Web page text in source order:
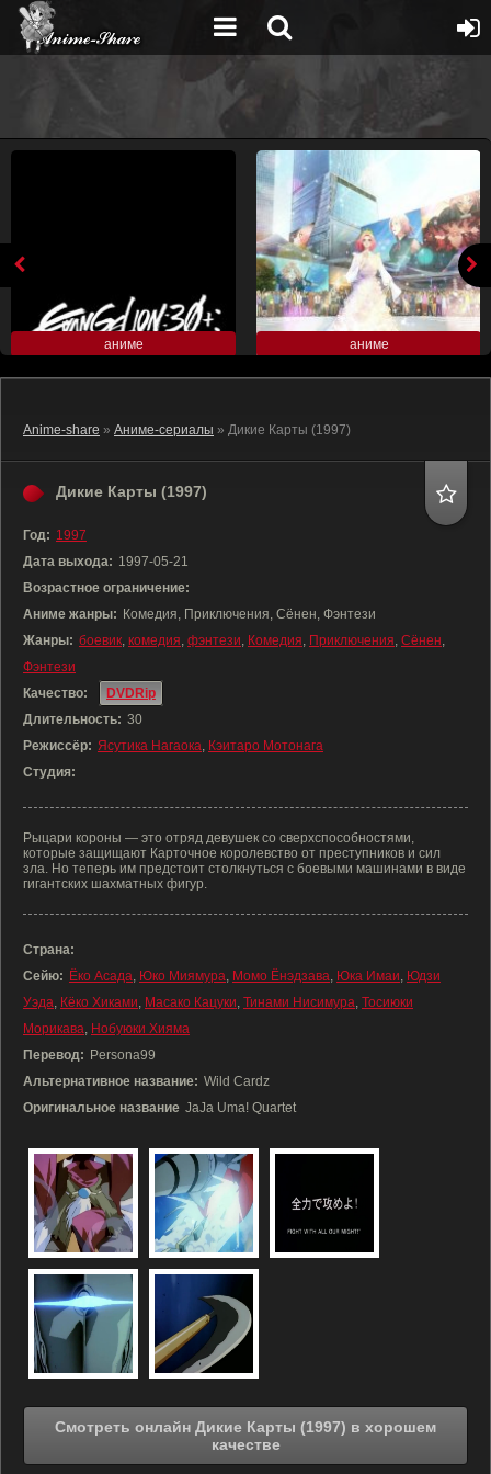
аниме аниме
Anime-share » Аниме-сериалы » Дикие Карты (1997)
Дикие Карты (1997)
Год: 1997
Дата выхода: 1997-05-21
Возрастное ограничение:
Аниме жанры: Комедия, Приключения, Сёнен, Фэнтези
Жанры: боевик, комедия, фэнтези, Комедия, Приключения, Сёнен,
Фэнтези
Качество:
DVDRip
Длительность: 30
Режиссёр: Ясутика Нагаока, Кэитаро Мотонага
Студия:
Рыцари короны — это отряд девушек со сверхспособностями,
которые защищают Карточное королевство от преступников и сил
зла. Но теперь им предстоит столкнуться с боевыми машинами в виде
гигантских шахматных фигур.
Страна:
Сейю: Ёко Асада, Юко Миямура, Момо Ёнэдзава, Юка Имаи, Юдзи
Уэда, Кёко Хиками, Масако Кацуки, Тинами Нисимура, Тосиюки
Морикава, Нобуюки Хияма
Перевод: Persona99
Альтернативное название: Wild Cardz
Оригинальное название JaJa Uma! Quartet
Смотреть онлайн Дикие Карты (1997) в хорошем
качестве